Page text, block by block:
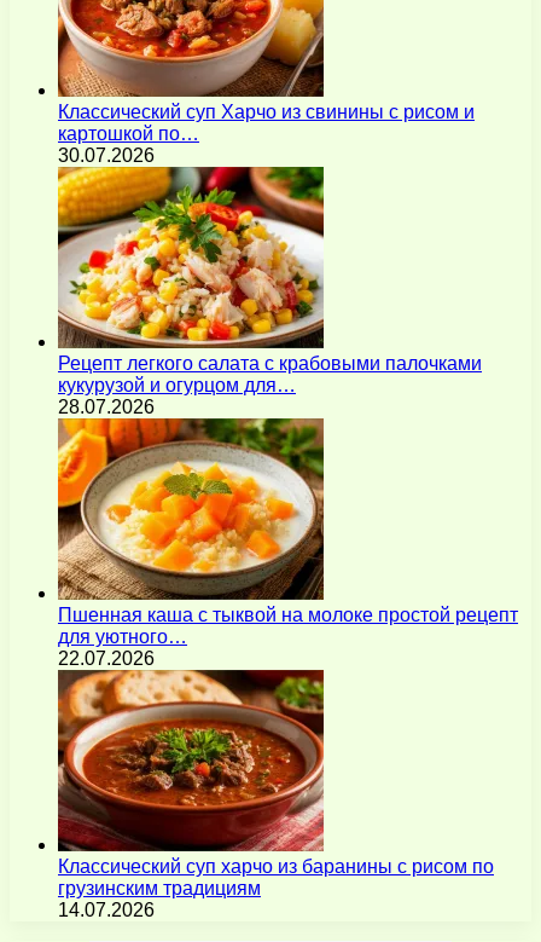
Классический суп Харчо из свинины с рисом и
картошкой по…
30.07.2026
Рецепт легкого салата с крабовыми палочками
кукурузой и огурцом для…
28.07.2026
Пшенная каша с тыквой на молоке простой рецепт
для уютного…
22.07.2026
Классический суп харчо из баранины с рисом по
грузинским традициям
14.07.2026